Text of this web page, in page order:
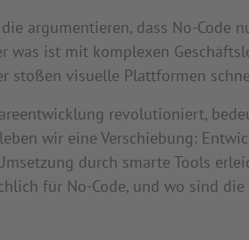
argumentieren, dass No-Code
was ist mit komplexen
stoßen visuelle Plattformen
revolutioniert,
wir eine Verschiebung:
durch smarte Tools
für No-Code, und wo sind die